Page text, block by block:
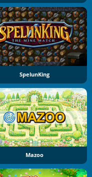
SpelunKing
Mazoo